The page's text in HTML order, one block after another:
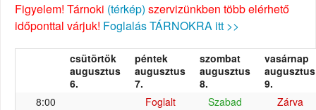
Figyelem! Tárnoki (térkép) szervizünkben több elérhető
időponttal várjuk! Foglalás TÁRNOKRA itt >>
csütörtök
augusztus
6.
péntek
augusztus
7.
szombat
augusztus
8.
vasárnap
augusztus
9.
8:00
Foglalt Szabad
Zárva